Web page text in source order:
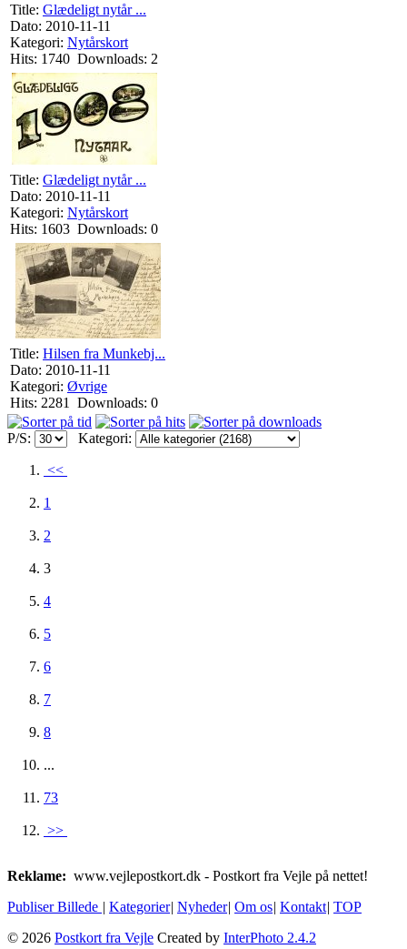
Title: Glædeligt nytår ...
Dato: 2010-11-11
Kategori: Nytårskort
Hits: 1740 Downloads: 2
Title: Glædeligt nytår ...
Dato: 2010-11-11
Kategori: Nytårskort
Hits: 1603 Downloads: 0
Title: Hilsen fra Munkebj...
Dato: 2010-11-11
Kategori: Øvrige
Hits: 2281 Downloads: 0
P/S: Kategori:
<<
1
2
3
4
5
6
7
8
...
73
>>
Reklame: www.vejlepostkort.dk - Postkort fra Vejle på nettet!
Publiser Billede | Kategorier| Nyheder| Om os| Kontakt| TOP
© 2026 Postkort fra Vejle Created by InterPhoto 2.4.2